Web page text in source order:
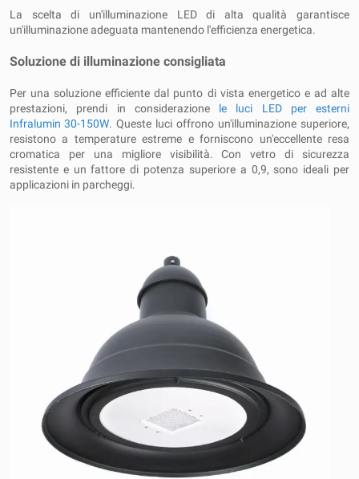
La scelta di un'illuminazione LED di alta qualità garantisce
un'illuminazione adeguata mantenendo l'efficienza energetica.
Soluzione di illuminazione consigliata
Per una soluzione efficiente dal punto di vista energetico e ad alte
prestazioni, prendi in considerazione le luci LED per esterni
Infralumin 30-150W. Queste luci offrono un'illuminazione superiore,
resistono a temperature estreme e forniscono un'eccellente resa
cromatica per una migliore visibilità. Con vetro di sicurezza
resistente e un fattore di potenza superiore a 0,9, sono ideali per
applicazioni in parcheggi.